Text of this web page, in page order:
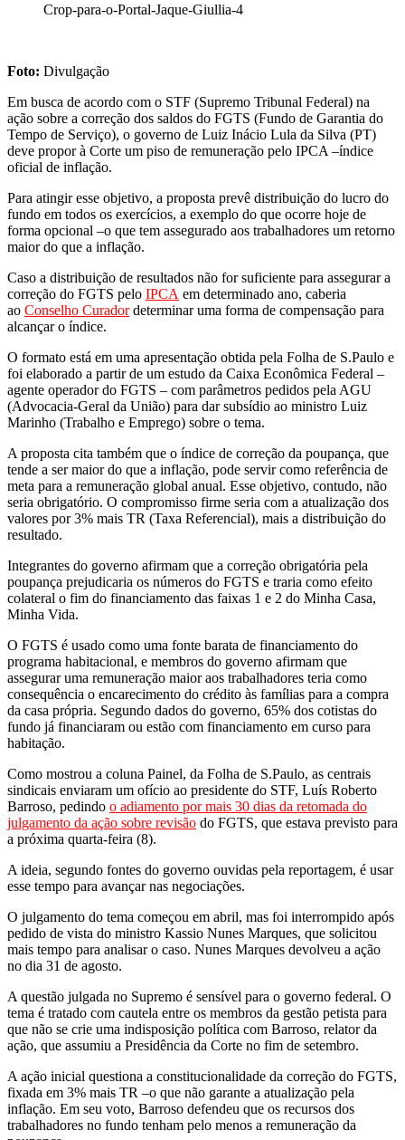
Crop-para-o-Portal-Jaque-Giullia-4
Foto: Divulgação
Em busca de acordo com o STF (Supremo Tribunal Federal) na
ação sobre a correção dos saldos do FGTS (Fundo de Garantia do
Tempo de Serviço), o governo de Luiz Inácio Lula da Silva (PT)
deve propor à Corte um piso de remuneração pelo IPCA –índice
oficial de inflação.
Para atingir esse objetivo, a proposta prevê distribuição do lucro do
fundo em todos os exercícios, a exemplo do que ocorre hoje de
forma opcional –o que tem assegurado aos trabalhadores um retorno
maior do que a inflação.
Caso a distribuição de resultados não for suficiente para assegurar a
correção do FGTS pelo IPCA em determinado ano, caberia
ao Conselho Curador determinar uma forma de compensação para
alcançar o índice.
O formato está em uma apresentação obtida pela Folha de S.Paulo e
foi elaborado a partir de um estudo da Caixa Econômica Federal –
agente operador do FGTS – com parâmetros pedidos pela AGU
(Advocacia-Geral da União) para dar subsídio ao ministro Luiz
Marinho (Trabalho e Emprego) sobre o tema.
A proposta cita também que o índice de correção da poupança, que
tende a ser maior do que a inflação, pode servir como referência de
meta para a remuneração global anual. Esse objetivo, contudo, não
seria obrigatório. O compromisso firme seria com a atualização dos
valores por 3% mais TR (Taxa Referencial), mais a distribuição do
resultado.
Integrantes do governo afirmam que a correção obrigatória pela
poupança prejudicaria os números do FGTS e traria como efeito
colateral o fim do financiamento das faixas 1 e 2 do Minha Casa,
Minha Vida.
O FGTS é usado como uma fonte barata de financiamento do
programa habitacional, e membros do governo afirmam que
assegurar uma remuneração maior aos trabalhadores teria como
consequência o encarecimento do crédito às famílias para a compra
da casa própria. Segundo dados do governo, 65% dos cotistas do
fundo já financiaram ou estão com financiamento em curso para
habitação.
Como mostrou a coluna Painel, da Folha de S.Paulo, as centrais
sindicais enviaram um ofício ao presidente do STF, Luís Roberto
Barroso, pedindo o adiamento por mais 30 dias da retomada do
julgamento da ação sobre revisão do FGTS, que estava previsto para
a próxima quarta-feira (8).
A ideia, segundo fontes do governo ouvidas pela reportagem, é usar
esse tempo para avançar nas negociações.
O julgamento do tema começou em abril, mas foi interrompido após
pedido de vista do ministro Kassio Nunes Marques, que solicitou
mais tempo para analisar o caso. Nunes Marques devolveu a ação
no dia 31 de agosto.
A questão julgada no Supremo é sensível para o governo federal. O
tema é tratado com cautela entre os membros da gestão petista para
que não se crie uma indisposição política com Barroso, relator da
ação, que assumiu a Presidência da Corte no fim de setembro.
A ação inicial questiona a constitucionalidade da correção do FGTS,
fixada em 3% mais TR –o que não garante a atualização pela
inflação. Em seu voto, Barroso defendeu que os recursos dos
trabalhadores no fundo tenham pelo menos a remuneração da